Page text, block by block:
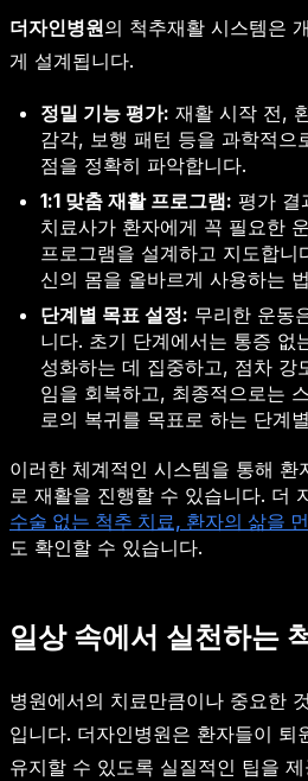
더자인병원의 척추재활 시스템은
게 설계됩니다.
정밀 기능 평가: 재활 시작 전,
감각, 보행 패턴 등을 과학적으
점을 정확히 파악합니다.
1:1 맞춤 재활 프로그램: 평가 결
치료사가 환자에게 꼭 필요한
프로그램을 설계하고 지도합
신의 몸을 올바르게 사용하는
단계별 목표 설정: 무리한 운동
니다. 초기 단계에서는 통증 없
성화하는 데 집중하고, 점차 강
임을 회복하고, 최종적으로는
로의 복귀를 목표로 하는 단계
이러한 체계적인 시스템을 통해 환
로 재활을 진행할 수 있습니다. 더
수술 없는 척추 치료, 환자의 삶을
도 확인할 수 있습니다.
일상 속에서 실천하는
병원에서의 치료만큼이나 중요한
입니다. 더자인병원은 환자들이 퇴
유지할 수 있도록 실질적인 팁을